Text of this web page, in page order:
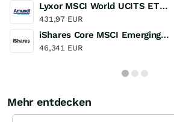
Lyxor MSCI World UCITS ETF - Dist
431,97 EUR
iShares Core MSCI Emerging Markets IMI UCITS ETF
46,341 EUR
Mehr entdecken